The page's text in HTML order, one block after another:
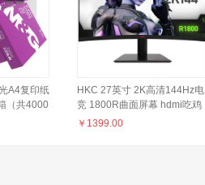
A4复印纸
（共4000
HKC 27英寸 2K高清144Hz电
竞 1800R曲面屏幕 hdmi吃鸡
游戏 不闪屏 支持壁挂 液晶电
￥ 1399.00